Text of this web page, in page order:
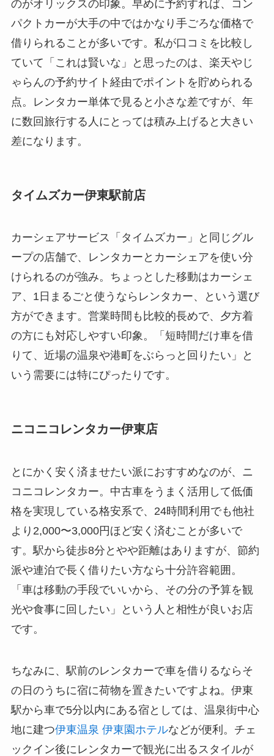
のがオリックスの印象。早めに予約すれば、コン
パクトカーが大手の中ではかなり手ごろな価格で
借りられることが多いです。私が口コミを比較し
ていて「これは賢いな」と思ったのは、楽天やじ
ゃらんの予約サイト経由でポイントを貯められる
点。レンタカー単体で見ると小さな差ですが、年
に数回旅行する人にとっては積み上げると大きい
差になります。
タイムズカー伊東駅前店
カーシェアサービス「タイムズカー」と同じグル
ープの店舗で、レンタカーとカーシェアを使い分
けられるのが強み。ちょっとした移動はカーシェ
ア、1日まるごと使うならレンタカー、という選び
方ができます。営業時間も比較的長めで、夕方着
の方にも対応しやすい印象。「短時間だけ車を借
りて、近場の温泉や港町をぶらっと回りたい」と
いう需要には特にぴったりです。
ニコニコレンタカー伊東店
とにかく安く済ませたい派におすすめなのが、ニ
コニコレンタカー。中古車をうまく活用して低価
格を実現している格安系で、24時間利用でも他社
より2,000〜3,000円ほど安く済むことが多いで
す。駅から徒歩8分とやや距離はありますが、節約
派や連泊で長く借りたい方なら十分許容範囲。
「車は移動の手段でいいから、その分の予算を観
光や食事に回したい」という人と相性が良いお店
です。
ちなみに、駅前のレンタカーで車を借りるならそ
の日のうちに宿に荷物を置きたいですよね。伊東
駅から車で5分以内にある宿としては、温泉街中心
地に建つ伊東温泉 伊東園ホテルなどが便利。チェ
ックイン後にレンタカーで観光に出るスタイルが